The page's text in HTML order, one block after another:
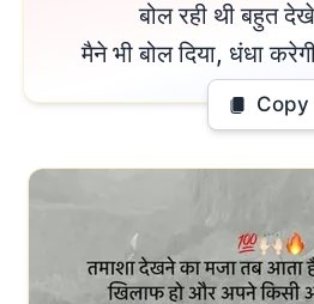
बोल रही थी बहुत देखे तेरे जैसे..!
मैने भी बोल दिया, धंधा
Copy